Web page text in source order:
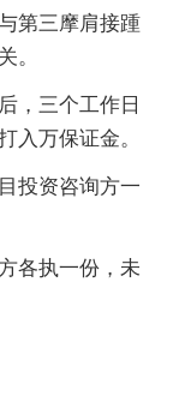
第三摩肩接踵
。
，三个工作日
入万保证金。
投资咨询方一
各执一份，未